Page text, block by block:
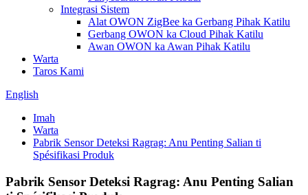
Integrasi Sistem
Alat OWON ZigBee ka Gerbang Pihak Katilu
Gerbang OWON ka Cloud Pihak Katilu
Awan OWON ka Awan Pihak Katilu
Warta
Taros Kami
English
Imah
Warta
Pabrik Sensor Deteksi Ragrag: Anu Penting Salian ti
Spésifikasi Produk
Pabrik Sensor Deteksi Ragrag: Anu Penting Salian